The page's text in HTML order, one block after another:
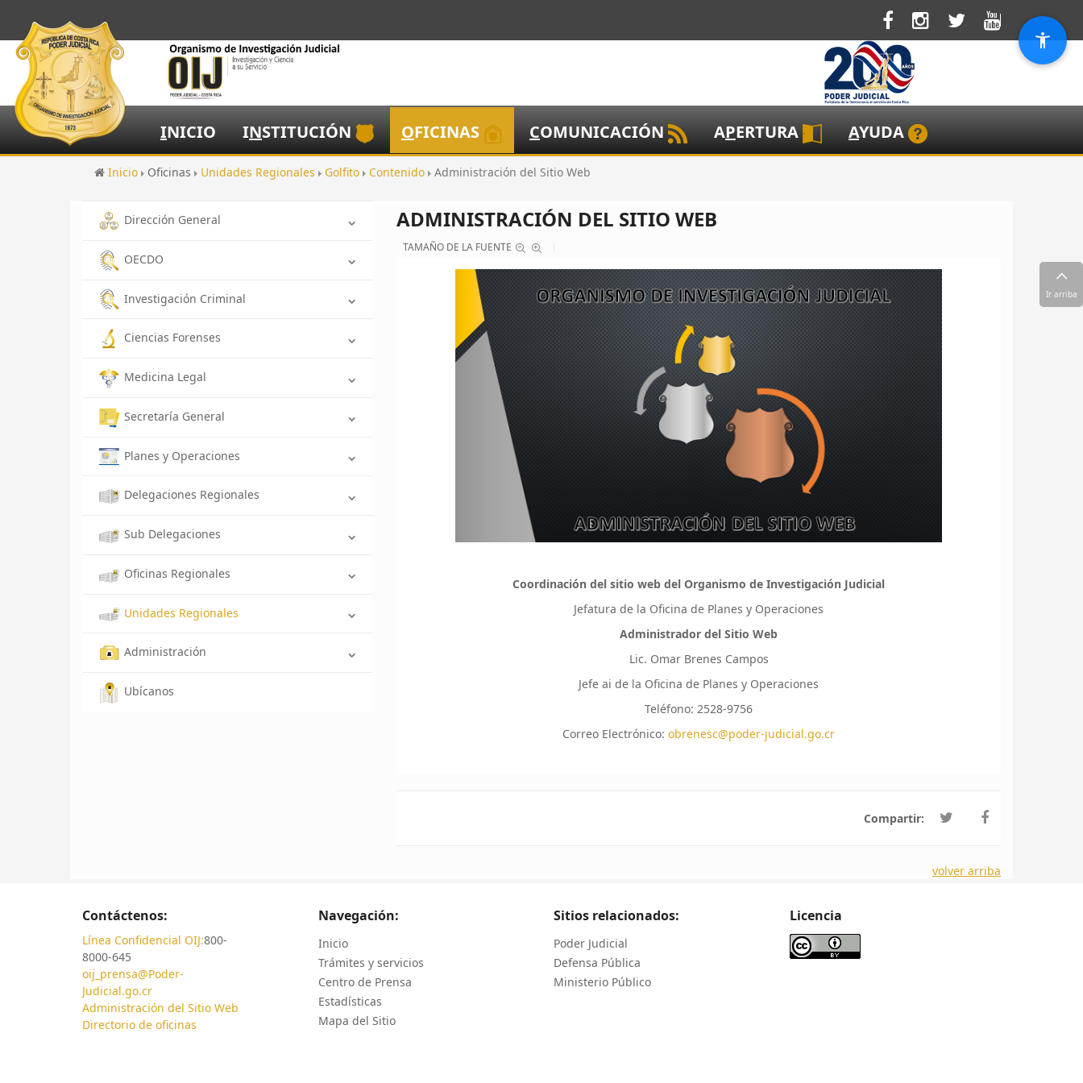
INICIO INSTITUCIÓN OFICINAS COMUNICACIÓN APERTURA AYUDA
Inicio Oficinas Unidades Regionales Golfito Contenido Administración del Sitio Web
Dirección General
OECDO
Investigación Criminal
Ciencias Forenses
Medicina Legal
Secretaría General
Planes y Operaciones
Delegaciones Regionales
Sub Delegaciones
Oficinas Regionales
Unidades Regionales
Administración
Ubícanos
ADMINISTRACIÓN DEL SITIO WEB
TAMAÑO DE LA FUENTE
Coordinación del sitio web del Organismo de Investigación Judicial
Jefatura de la Oficina de Planes y Operaciones
Administrador del Sitio Web
Lic. Omar Brenes Campos
Jefe ai de la Oficina de Planes y Operaciones
Teléfono: 2528-9756
Correo Electrónico: obrenesc@poder-judicial.go.cr
Compartir:
volver arriba
Contáctenos:
Línea Confidencial OIJ:800-
8000-645
oij_prensa@Poder-
Judicial.go.cr
Administración del Sitio Web
Directorio de oficinas
Navegación:
Inicio
Trámites y servicios
Centro de Prensa
Estadísticas
Mapa del Sitio
Sitios relacionados:
Poder Judicial
Defensa Pública
Ministerio Público
Licencia
Ir arriba